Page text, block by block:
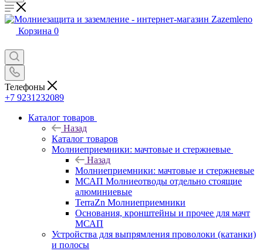
Корзина 0
Телефоны
+7 9231232089
Каталог товаров
Назад
Каталог товаров
Молниеприемники: мачтовые и стержневые
Назад
Молниеприемники: мачтовые и стержневые
МСАП Молниеотводы отдельно стоящие
алюминиевые
TerraZn Молниеприемники
Основания, кронштейны и прочее для мачт
МСАП
Устройства для выпрямления проволоки (катанки)
и полосы